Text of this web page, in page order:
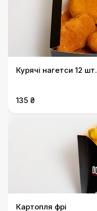
Курячі нагетси 12 шт.
135 ₴
Картопля фрі